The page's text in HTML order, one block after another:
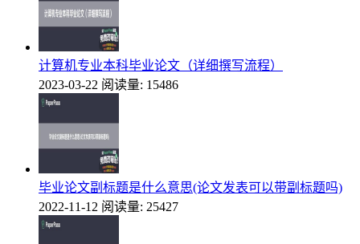
计算机专业本科毕业论文（详细撰写流程）
2023-03-22 阅读量: 15486
毕业论文副标题是什么意思(论文发表可以带副标题吗)
2022-11-12 阅读量: 25427